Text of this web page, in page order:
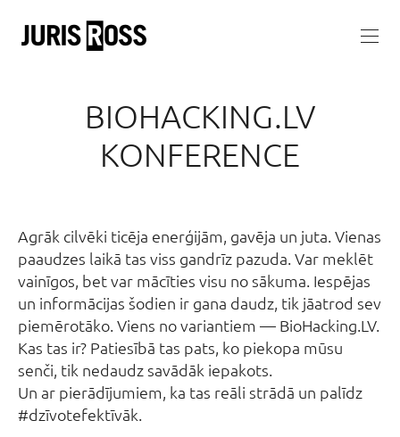
BIOHACKING.LV
KONFERENCE
Agrāk cilvēki ticēja enerģijām, gavēja un juta. Vienas
paaudzes laikā tas viss gandrīz pazuda. Var meklēt
vainīgos, bet var mācīties visu no sākuma. Iespējas
un informācijas šodien ir gana daudz, tik jāatrod sev
piemērotāko. Viens no variantiem — BioHacking.LV.
Kas tas ir? Patiesībā tas pats, ko piekopa mūsu
senči, tik nedaudz savādāk iepakots.
Un ar pierādījumiem, ka tas reāli strādā un palīdz
#dzīvotefektīvāk.